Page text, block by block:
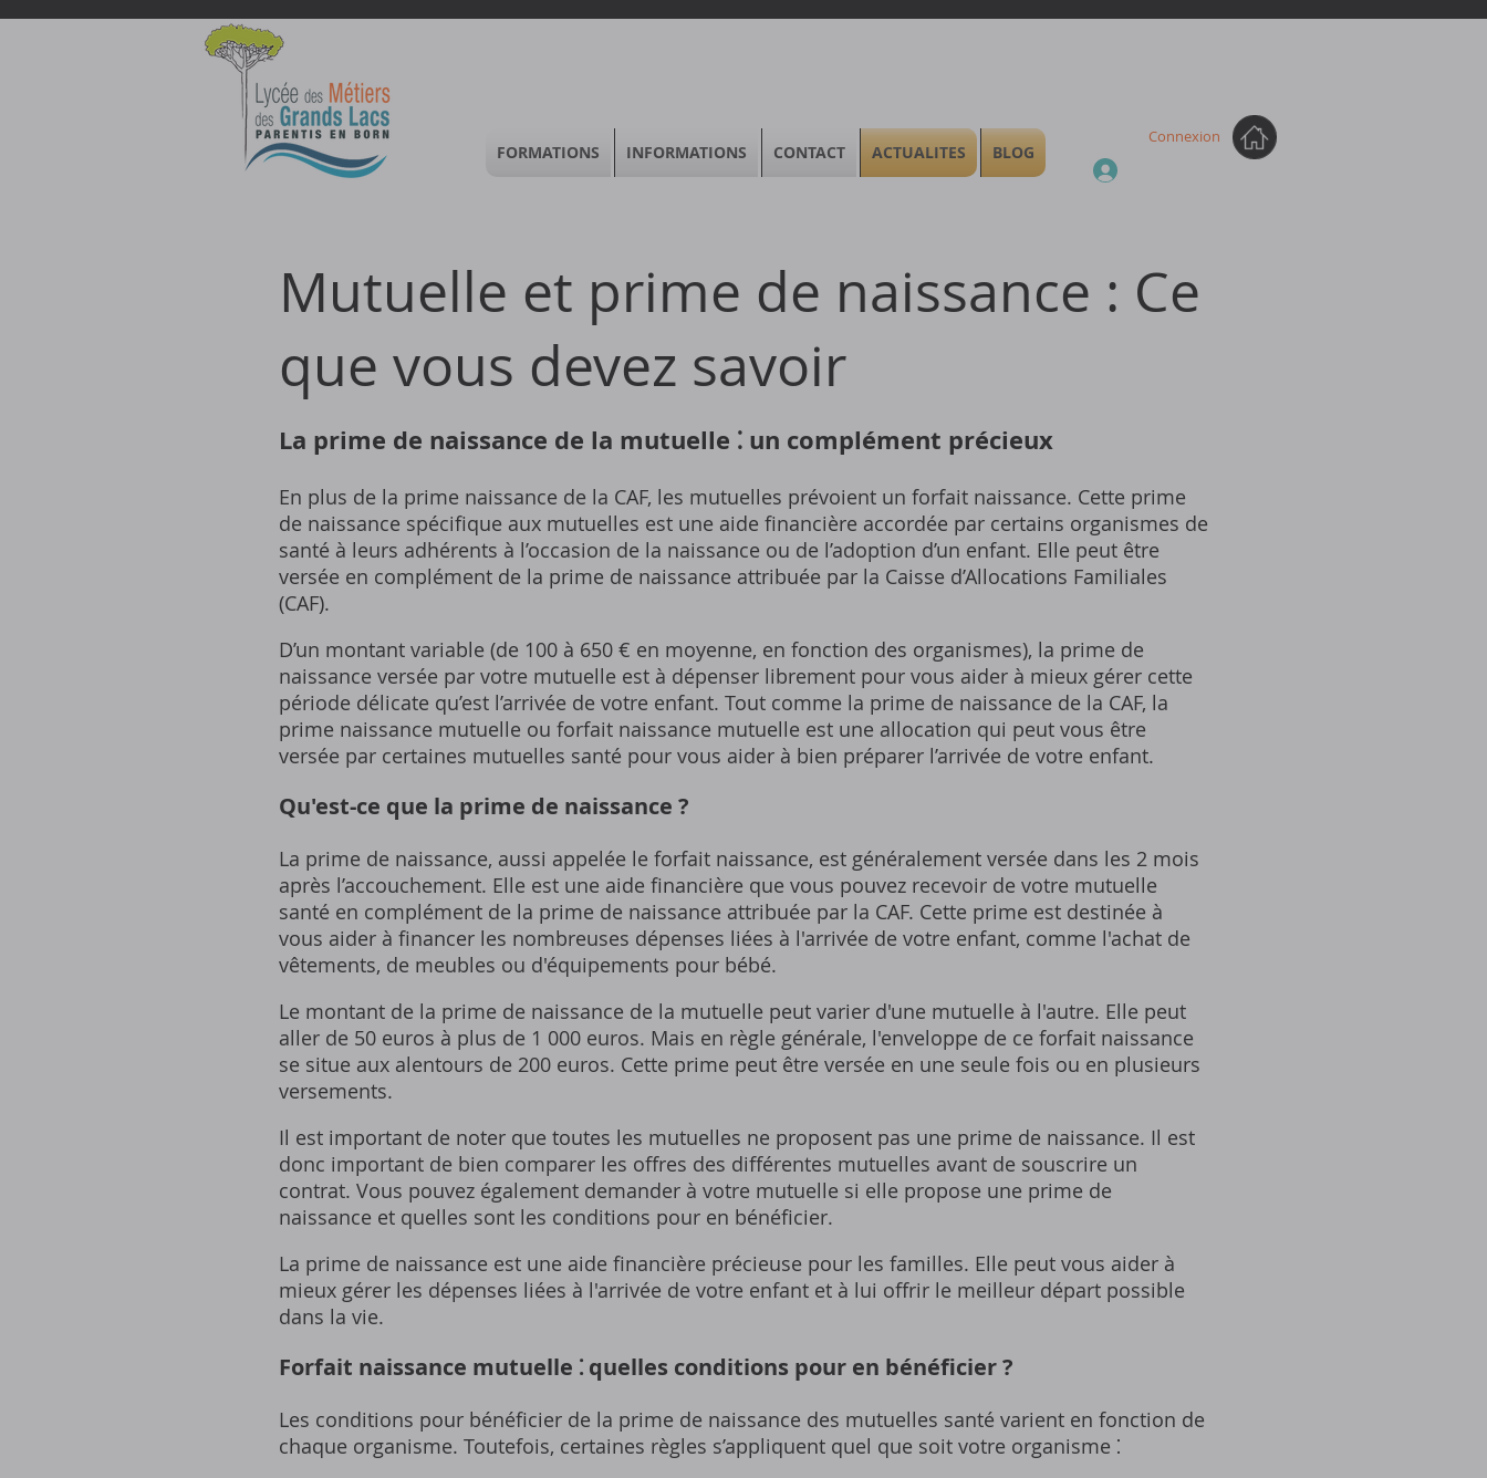
Connexion
Mutuelle et prime de naissance : Ce
que vous devez savoir
La prime de naissance de la mutuelle ⁚ un complément précieux
En plus de la prime naissance de la CAF‚ les mutuelles prévoient un forfait naissance. Cette prime
de naissance spécifique aux mutuelles est une aide financière accordée par certains organismes de
santé à leurs adhérents à l’occasion de la naissance ou de l’adoption d’un enfant. Elle peut être
versée en complément de la prime de naissance attribuée par la Caisse d’Allocations Familiales
(CAF).
D’un montant variable (de 100 à 650 € en moyenne‚ en fonction des organismes)‚ la prime de
naissance versée par votre mutuelle est à dépenser librement pour vous aider à mieux gérer cette
période délicate qu’est l’arrivée de votre enfant. Tout comme la prime de naissance de la CAF‚ la
prime naissance mutuelle ou forfait naissance mutuelle est une allocation qui peut vous être
versée par certaines mutuelles santé pour vous aider à bien préparer l’arrivée de votre enfant.
Qu'est-ce que la prime de naissance ?
La prime de naissance‚ aussi appelée le forfait naissance‚ est généralement versée dans les 2 mois
après l’accouchement. Elle est une aide financière que vous pouvez recevoir de votre mutuelle
santé en complément de la prime de naissance attribuée par la CAF. Cette prime est destinée à
vous aider à financer les nombreuses dépenses liées à l'arrivée de votre enfant‚ comme l'achat de
vêtements‚ de meubles ou d'équipements pour bébé.
Le montant de la prime de naissance de la mutuelle peut varier d'une mutuelle à l'autre. Elle peut
aller de 50 euros à plus de 1 000 euros. Mais en règle générale‚ l'enveloppe de ce forfait naissance
se situe aux alentours de 200 euros. Cette prime peut être versée en une seule fois ou en plusieurs
versements.
Il est important de noter que toutes les mutuelles ne proposent pas une prime de naissance. Il est
donc important de bien comparer les offres des différentes mutuelles avant de souscrire un
contrat. Vous pouvez également demander à votre mutuelle si elle propose une prime de
naissance et quelles sont les conditions pour en bénéficier.
La prime de naissance est une aide financière précieuse pour les familles. Elle peut vous aider à
mieux gérer les dépenses liées à l'arrivée de votre enfant et à lui offrir le meilleur départ possible
dans la vie.
Forfait naissance mutuelle ⁚ quelles conditions pour en bénéficier ?
Les conditions pour bénéficier de la prime de naissance des mutuelles santé varient en fonction de
chaque organisme. Toutefois‚ certaines règles s’appliquent quel que soit votre organisme ⁚
FORMATIONS INFORMATIONS CONTACT ACTUALITES BLOG